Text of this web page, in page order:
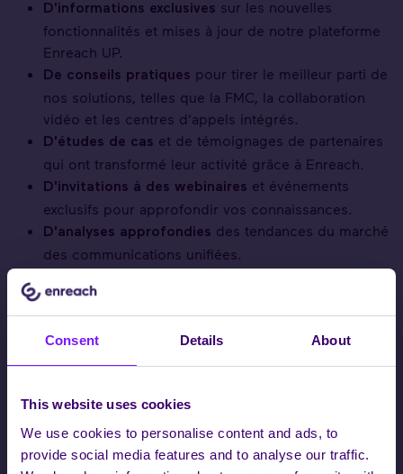
Consent Details About
This website uses cookies
We use cookies to personalise content and ads, to
provide social media features and to analyse our traffic.
D'informations exclusives sur les nouvelles
fonctionnalités et mises à jour de notre plateforme
Enreach UP.
De conseils pratiques pour tirer le meilleur parti de
nos solutions, telles que la FMC, la collaboration
vidéo et les centres d'appels intégrés.
D'études de cas et de témoignages de partenaires
qui ont transformé leur activité grâce à Enreach.
D'invitations à des webinaires et événements
exclusifs pour approfondir vos connaissances.
D'analyses approfondies des tendances du marché
des communications unifiées.
Rejoignez notre communauté de partenaires et
découvrez comment Enreach UP peut vous aider à
offrir des services à valeur ajoutée, à fidéliser vos
maintenant à notre newsletter et restez informé des
dernières innovations d'Enreach for Service Providers.